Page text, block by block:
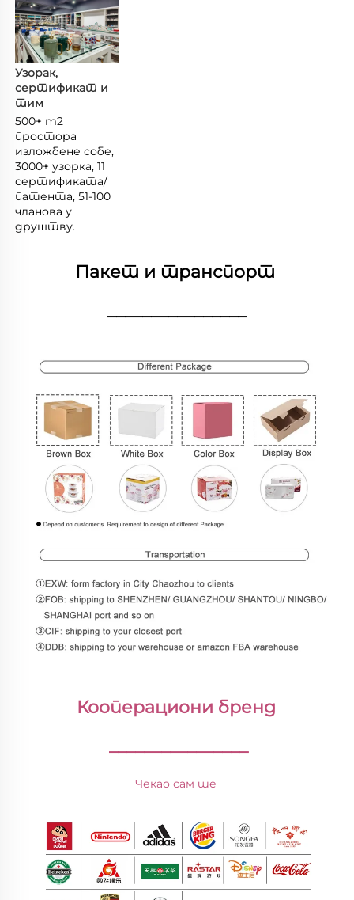
Узорак,
сертификат и
тим
500+ m2
простора
изложбене собе,
3000+ узорка, 11
сертификата/
патента, 51-100
чланова у
друштву.
Пакет и транспорт
________________
Кооперациони бренд
________________
Чекао сам те